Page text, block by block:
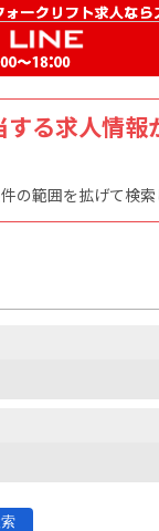
MENU
る求人情報
の範囲を拡げて検索